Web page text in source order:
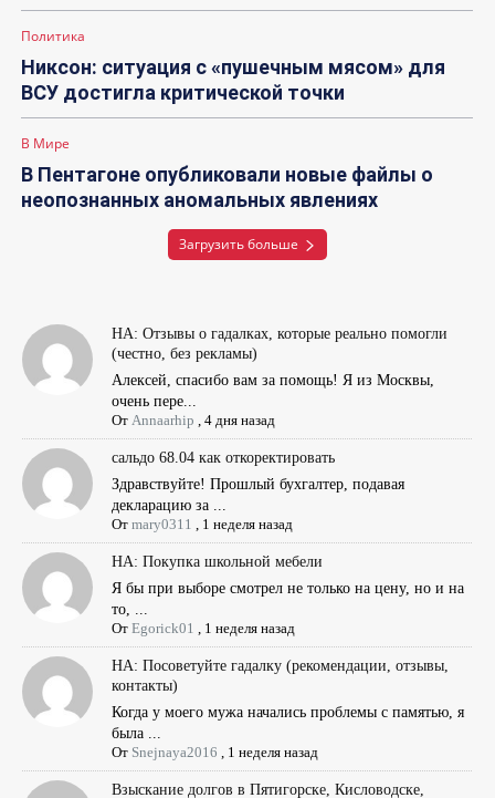
Политика
Никсон: ситуация с «пушечным мясом» для
ВСУ достигла критической точки
В Мире
В Пентагоне опубликовали новые файлы о
неопознанных аномальных явлениях
Загрузить больше
НА: Отзывы о гадалках, которые реально помогли
(честно, без рекламы)
Алексей, спасибо вам за помощь! Я из Москвы,
очень пере...
От Annaarhip ,4 дня назад
сальдо 68.04 как откоректировать
Здравствуйте! Прошлый бухгалтер, подавая
декларацию за ...
Отmary0311 1 неделя назад
НА: Покупка школьной мебели
Я бы при выборе смотрел не только на цену, но и на
то, ...
ОтEgorick01 1 неделя назад
НА: Посоветуйте гадалку (рекомендации, отзывы,
контакты)
Когда у моего мужа начались проблемы с памятью, я
была ...
От Snejnaya2016 1 неделя назад
Взыскание долгов в Пятигорске, Кисловодске,